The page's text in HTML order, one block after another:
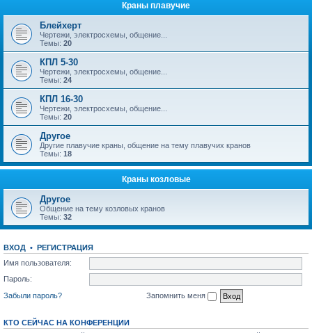
Краны плавучие
Блейхерт
Чертежи, электросхемы, общение...
Темы: 20
КПЛ 5-30
Чертежи, электросхемы, общение...
Темы: 24
КПЛ 16-30
Чертежи, электросхемы, общение...
Темы: 20
Другое
Другие плавучие краны, общение на тему плавучих кранов
Темы: 18
Краны козловые
Другое
Общение на тему козловых кранов
Темы: 32
ВХОД • РЕГИСТРАЦИЯ
Имя пользователя:
Пароль:
Забыли пароль?
Запомнить меня
КТО СЕЙЧАС НА КОНФЕРЕНЦИИ